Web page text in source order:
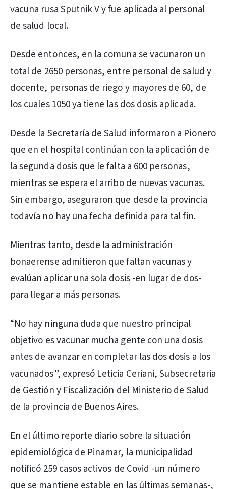
vacuna rusa Sputnik V y fue aplicada al personal
de salud local.
Desde entonces, en la comuna se vacunaron un
total de 2650 personas, entre personal de salud y
docente, personas de riego y mayores de 60, de
los cuales 1050 ya tiene las dos dosis aplicada.
Desde la Secretaría de Salud informaron a Pionero
que en el hospital continúan con la aplicación de
la segunda dosis que le falta a 600 personas,
mientras se espera el arribo de nuevas vacunas.
Sin embargo, aseguraron que desde la provincia
todavía no hay una fecha definida para tal fin.
Mientras tanto, desde la administración
bonaerense admitieron que faltan vacunas y
evalúan aplicar una sola dosis -en lugar de dos-
para llegar a más personas.
“No hay ninguna duda que nuestro principal
objetivo es vacunar mucha gente con una dosis
antes de avanzar en completar las dos dosis a los
vacunados”, expresó Leticia Ceriani, Subsecretaria
de Gestión y Fiscalización del Ministerio de Salud
de la provincia de Buenos Aires.
En el último reporte diario sobre la situación
epidemiológica de Pinamar, la municipalidad
notificó 259 casos activos de Covid -un número
que se mantiene estable en las últimas semanas-,